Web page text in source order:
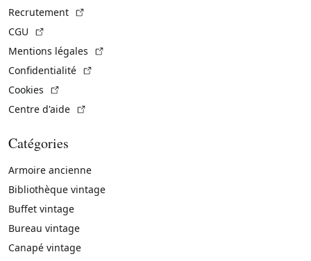
Recrutement
CGU
Mentions légales
Confidentialité
Cookies
Centre d'aide
Catégories
Armoire ancienne
Bibliothèque vintage
Buffet vintage
Bureau vintage
Canapé vintage